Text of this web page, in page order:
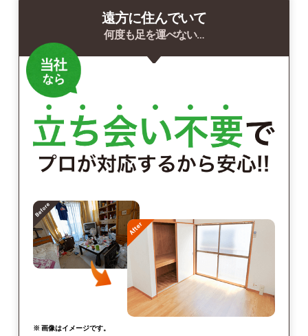
遠方に住んでいて
何度も足を運べない…
※ 画像はイメージです。